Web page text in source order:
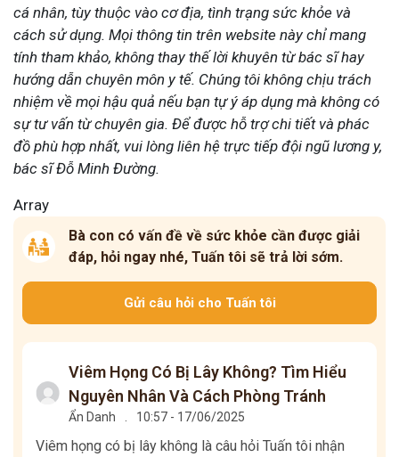
cá nhân, tùy thuộc vào cơ địa, tình trạng sức khỏe và
cách sử dụng. Mọi thông tin trên website này chỉ mang
tính tham khảo, không thay thế lời khuyên từ bác sĩ hay
hướng dẫn chuyên môn y tế. Chúng tôi không chịu trách
nhiệm về mọi hậu quả nếu bạn tự ý áp dụng mà không có
sự tư vấn từ chuyên gia. Để được hỗ trợ chi tiết và phác
đồ phù hợp nhất, vui lòng liên hệ trực tiếp đội ngũ lương y,
bác sĩ Đỗ Minh Đường.
Array
Bà con có vấn đề về sức khỏe cần được giải
đáp, hỏi ngay nhé, Tuấn tôi sẽ trả lời sớm.
Gửi câu hỏi cho Tuấn tôi
Viêm Họng Có Bị Lây Không? Tìm Hiểu
Nguyên Nhân Và Cách Phòng Tránh
Ẩn Danh 10:57 - 17/06/2025
Viêm họng có bị lây không là câu hỏi Tuấn tôi nhận